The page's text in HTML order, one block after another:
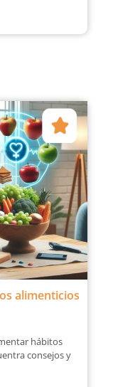
alimenticios
hábitos
consejos y